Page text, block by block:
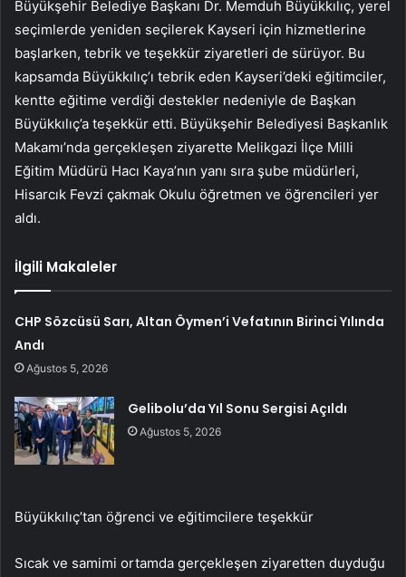
Büyükşehir Belediye Başkanı Dr. Memduh Büyükkılıç, yerel
seçimlerde yeniden seçilerek Kayseri için hizmetlerine
başlarken, tebrik ve teşekkür ziyaretleri de sürüyor. Bu
kapsamda Büyükkılıç’ı tebrik eden Kayseri’deki eğitimciler,
kentte eğitime verdiği destekler nedeniyle de Başkan
Büyükkılıç’a teşekkür etti. Büyükşehir Belediyesi Başkanlık
Makamı’nda gerçekleşen ziyarette Melikgazi İlçe Milli
Eğitim Müdürü Hacı Kaya’nın yanı sıra şube müdürleri,
Hisarcık Fevzi çakmak Okulu öğretmen ve öğrencileri yer
aldı.
İlgili Makaleler
CHP Sözcüsü Sarı, Altan Öymen’i Vefatının Birinci Yılında
Andı
Ağustos 5, 2026
Gelibolu’da Yıl Sonu Sergisi Açıldı
Ağustos 5, 2026
Büyükkılıç’tan öğrenci ve eğitimcilere teşekkür
Sıcak ve samimi ortamda gerçekleşen ziyaretten duyduğu